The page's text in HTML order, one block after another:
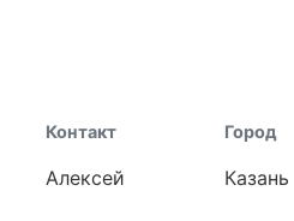
Контакт
Алексей
Город
Казань